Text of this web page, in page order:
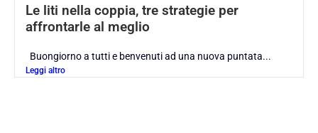
Le liti nella coppia, tre strategie per
affrontarle al meglio
Buongiorno a tutti e benvenuti ad una nuova puntata...
Leggi altro